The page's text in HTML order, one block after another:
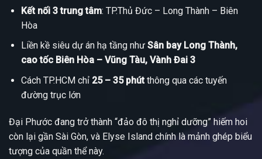
Kết nối 3 trung tâm: TP.Thủ Đức – Long Thành – Biên
Hòa
Liền kề siêu dự án hạ tầng như Sân bay Long Thành,
cao tốc Biên Hòa – Vũng Tàu, Vành Đai 3
Cách TP.HCM chỉ 25 – 35 phútthông qua các tuyến
đường trục lớn
Đại Phước đang trở thành “đảo đô thị nghỉ dưỡng” hiếm hoi
còn lại gần Sài Gòn, và Elyse Island chính là mảnh ghép biểu
tượng của quần thể này.